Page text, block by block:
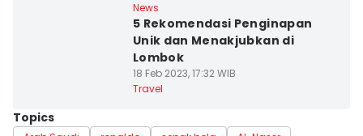
News
5 Rekomendasi Penginapan
Unik dan Menakjubkan di
Lombok
18 Feb 2023, 17:32 WIB
Travel
Topics